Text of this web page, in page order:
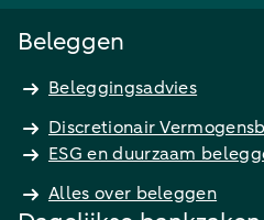
Beleggen
Beleggingsadvies
Discretionair
ESG en duurzaam
Alles over beleggen